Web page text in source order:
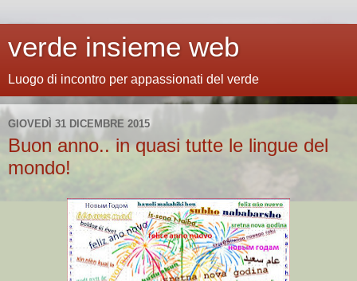
verde insieme web
Luogo di incontro per appassionati del verde
GIOVEDÌ 31 DICEMBRE 2015
Buon anno.. in quasi tutte le lingue del
mondo!